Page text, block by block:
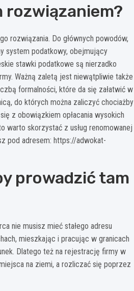
rozwiązaniem?
rozwiązania. Do głównych powodów,
system podatkowy, obejmujący
stawki podatkowe są nierzadko
Ważną zaletą jest niewątpliwie także
formalności, które da się załatwić w
do których można zaliczyć chociażby
z obowiązkiem opłacania wysokich
warto skorzystać z usług renomowanej
pod adresem: https://adwokat-
prowadzić tam
nie musisz mieć stałego adresu
mieszkając i pracując w granicach
Dlatego też na rejestrację firmy w
na ziemi, a rozliczać się poprzez